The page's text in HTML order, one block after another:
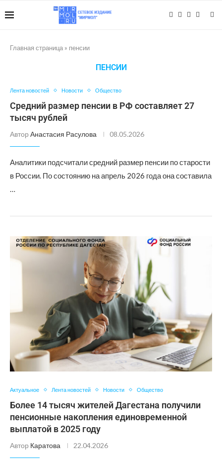
Главная страница » пенсии
ПЕНСИИ
Лента новостей Новости Общество
Средний размер пенсии в РФ составляет 27
тысяч рублей
Автор Анастасия Расулова 08.05.2026
Аналитики подсчитали средний размер пенсии по старости
в России. По состоянию на апрель 2026 года она составила
…
Актуальное Лента новостей Новости Общество
Более 14 тысяч жителей Дагестана получили
пенсионные накопления единовременной
выплатой в 2025 году
Автор Каратова 22.04.2026